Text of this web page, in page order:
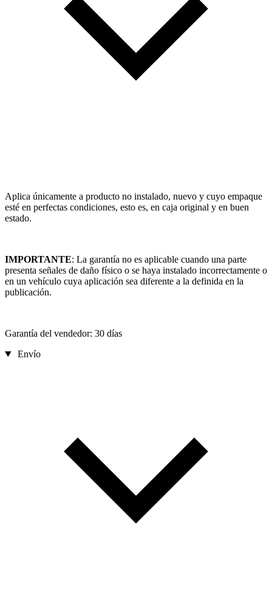
Aplica únicamente a producto no instalado, nuevo y cuyo empaque
esté en perfectas condiciones, esto es, en caja original y en buen
estado.
IMPORTANTE: La garantía no es aplicable cuando una parte
presenta señales de daño físico o se haya instalado incorrectamente o
en un vehículo cuya aplicación sea diferente a la definida en la
publicación.
Garantía del vendedor: 30 días
Envío